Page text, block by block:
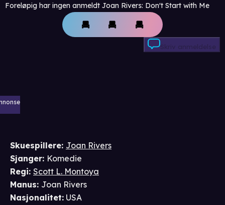
Foreløpig har ingen anmeldt Joan Rivers: Don't Start with Me
Skriv anmeldelse
Skuespillere: Joan Rivers
Sjanger: Komedie
Regi: Scott L. Montoya
Manus: Joan Rivers
Nasjonalitet: USA